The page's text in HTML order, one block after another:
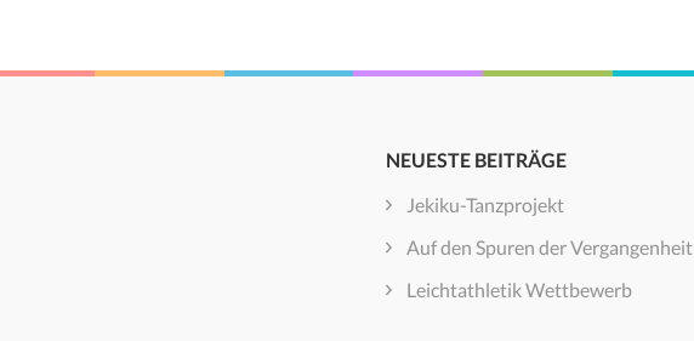
NEUESTE BEITRÄGE
Jekiku-Tanzprojekt
Auf den Spuren der Vergangenheit
Leichtathletik Wettbewerb